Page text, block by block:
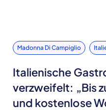
Madonna Di Campiglio
Italienische
verzweifelt: „Bis
und kostenlose